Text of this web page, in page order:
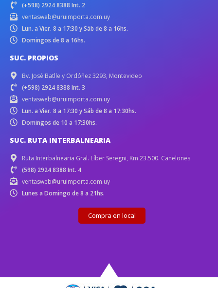
(+598) 2924 8388 Int. 2
ventasweb@uruimporta.com.uy
Lun. a Vier. 8 a 17:30 y Sáb de 8 a 16hs.
Domingos de 8 a 16hs.
SUC. PROPIOS
Bv. José Batlle y Ordóñez 3293, Montevideo
(+598) 2924 8388 Int. 3
ventasweb@uruimporta.com.uy
Lun. a Vier. 8 a 17:30 y Sáb de 8 a 17:30hs.
Domingos de 10 a 17:30hs.
SUC. RUTA INTERBALNEARIA
Ruta Interbalnearia Gral. Líber Seregni, Km 23.500. Canelones
(598) 2924 8388 Int. 4
ventasweb@uruimporta.com.uy
Lunes a Domingo de 8 a 21hs.
Compra en local